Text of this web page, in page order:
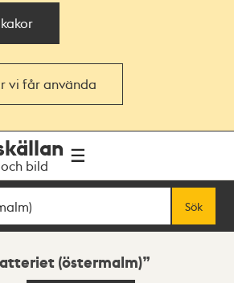
vi får använda
bild
Sök
(östermalm)